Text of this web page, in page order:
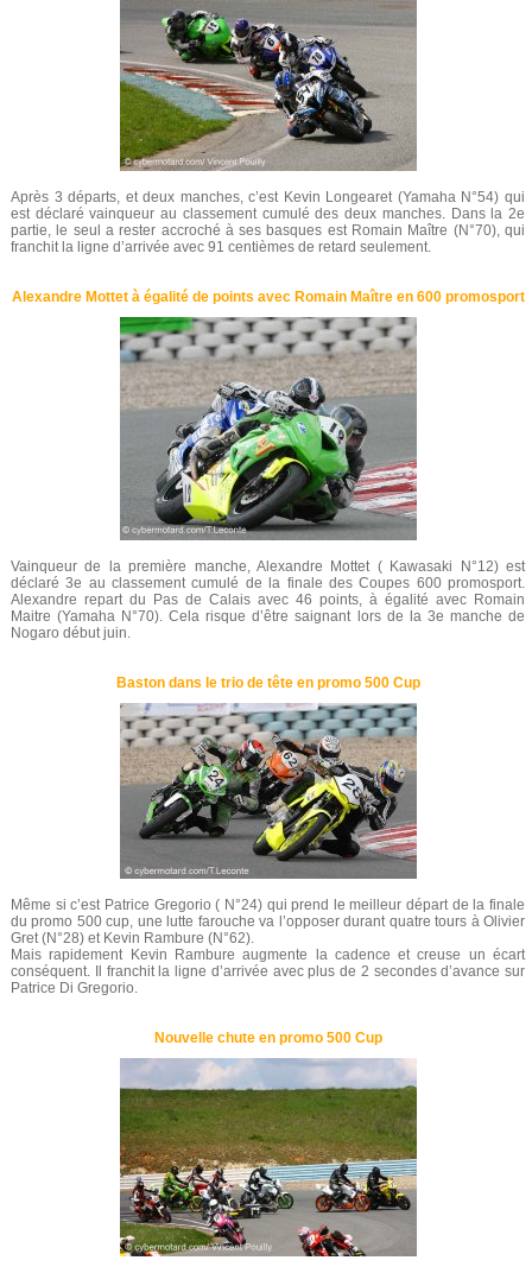
Après 3 départs, et deux manches, c’est Kevin Longearet (Yamaha N°54) qui
est déclaré vainqueur au classement cumulé des deux manches. Dans la 2e
partie, le seul a rester accroché à ses basques est Romain Maître (N°70), qui
franchit la ligne d’arrivée avec 91 centièmes de retard seulement.
Alexandre Mottet à égalité de points avec Romain Maître en 600 promosport
Vainqueur de la première manche, Alexandre Mottet ( Kawasaki N°12) est
déclaré 3e au classement cumulé de la finale des Coupes 600 promosport.
Alexandre repart du Pas de Calais avec 46 points, à égalité avec Romain
Maitre (Yamaha N°70). Cela risque d’être saignant lors de la 3e manche de
Nogaro début juin.
Baston dans le trio de tête en promo 500 Cup
Même si c’est Patrice Gregorio ( N°24) qui prend le meilleur départ de la finale
du promo 500 cup, une lutte farouche va l’opposer durant quatre tours à Olivier
Gret (N°28) et Kevin Rambure (N°62).
Mais rapidement Kevin Rambure augmente la cadence et creuse un écart
conséquent. Il franchit la ligne d’arrivée avec plus de 2 secondes d’avance sur
Patrice Di Gregorio.
Nouvelle chute en promo 500 Cup